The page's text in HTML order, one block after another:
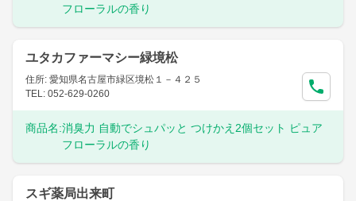
フローラルの香り
ユタカファーマシー緑境松
住所: 愛知県名古屋市緑区境松１－４２５
TEL: 052-629-0260
商品名:消臭力 自動でシュパッと つけかえ2個セット ピュア
フローラルの香り
スギ薬局出来町